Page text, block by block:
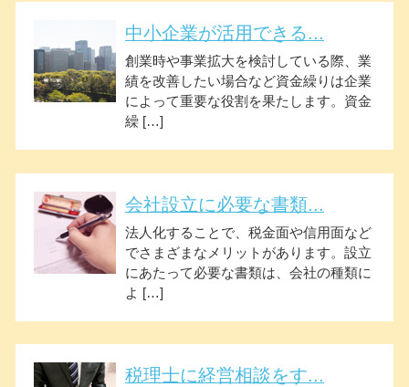
中小企業が活用できる...
創業時や事業拡大を検討している際、業
績を改善したい場合など資金繰りは企業
によって重要な役割を果たします。資金
繰 […]
会社設立に必要な書類...
法人化することで、税金面や信用面など
でさまざまなメリットがあります。設立
にあたって必要な書類は、会社の種類に
よ […]
税理士に経営相談をす...